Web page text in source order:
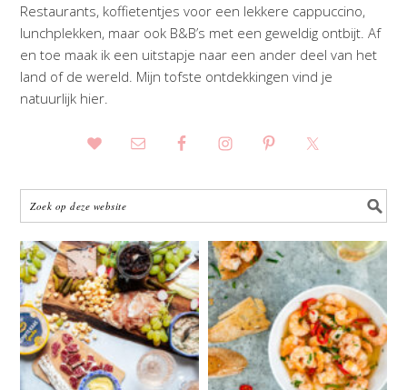
Restaurants, koffietentjes voor een lekkere cappuccino,
lunchplekken, maar ook B&B’s met een geweldig ontbijt. Af
en toe maak ik een uitstapje naar een ander deel van het
land of de wereld. Mijn tofste ontdekkingen vind je
natuurlijk hier.